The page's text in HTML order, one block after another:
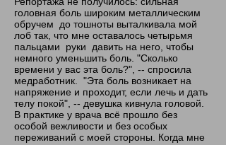
головная боль широким металлическим
обручем до тошноты выталкивала мой
лоб так, что мне оставалось четырьмя
пальцами руки давить на него, чтобы
немного уменьшить боль. "Сколько
времени у вас эта боль?", -- спросила
медработник. "Эта боль возникает на
напряжение и проходит, если лечь и дать
телу покой", -- девушка кивнула головой.
В практике у врача всё прошло без
особой вежливости и без особых
переживаний с моей стороны. Когда мне